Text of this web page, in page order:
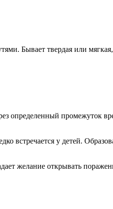
Бывает твердая или
определенный промежуток
встречается у детей.
желание открывать